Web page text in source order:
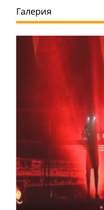
Галерия